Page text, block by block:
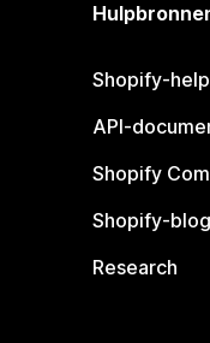
Shopify-
API-
Shopify
Shopify-blog
Research